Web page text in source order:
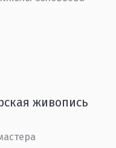
живопись